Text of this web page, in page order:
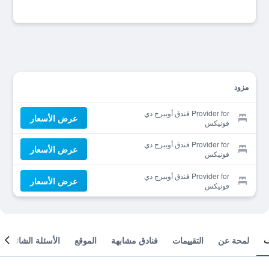
مزود
Provider for فندق أوبيرج دي
فونيكس
عرض الأسعار
Provider for فندق أوبيرج دي
فونيكس
عرض الأسعار
Provider for فندق أوبيرج دي
فونيكس
عرض الأسعار
لمحة عن التقييمات فنادق مشابهة الموقع الأسئلة الشائعة